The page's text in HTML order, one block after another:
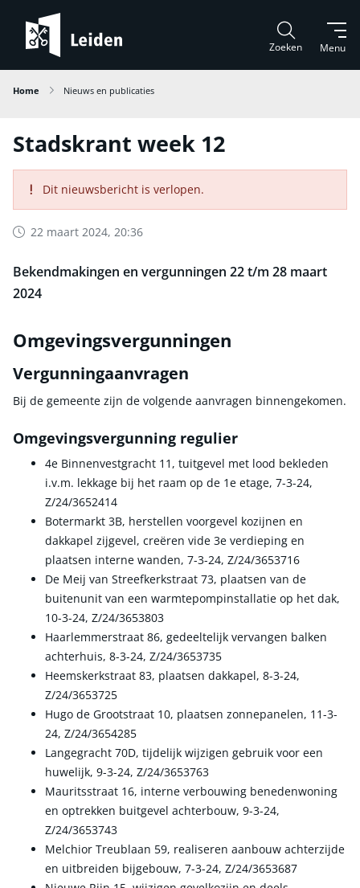
Menu
Zoeken
Home Nieuws en publicaties
Stadskrant week 12
Dit nieuwsbericht is verlopen.
22 maart 2024, 20:36
Bekendmakingen en vergunningen 22 t/m 28 maart
2024
Omgevingsvergunningen
Vergunningaanvragen
Bij de gemeente zijn de volgende aanvragen binnengekomen.
Omgevingsvergunning regulier
4e Binnenvestgracht 11, tuitgevel met lood bekleden
i.v.m. lekkage bij het raam op de 1e etage, 7-3-24,
Z/24/3652414
Botermarkt 3B, herstellen voorgevel kozijnen en
dakkapel zijgevel, creëren vide 3e verdieping en
plaatsen interne wanden, 7-3-24, Z/24/3653716
De Meij van Streefkerkstraat 73, plaatsen van de
buitenunit van een warmtepompinstallatie op het dak,
10-3-24, Z/24/3653803
Haarlemmerstraat 86, gedeeltelijk vervangen balken
achterhuis, 8-3-24, Z/24/3653735
Heemskerkstraat 83, plaatsen dakkapel, 8-3-24,
Z/24/3653725
Hugo de Grootstraat 10, plaatsen zonnepanelen, 11-3-
24, Z/24/3654285
Langegracht 70D, tijdelijk wijzigen gebruik voor een
huwelijk, 9-3-24, Z/24/3653763
Mauritsstraat 16, interne verbouwing benedenwoning
en optrekken buitgevel achterbouw, 9-3-24,
Z/24/3653743
Melchior Treublaan 59, realiseren aanbouw achterzijde
en uitbreiden bijgebouw, 7-3-24, Z/24/3653687